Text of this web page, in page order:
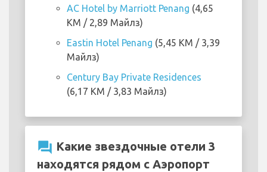
AC Hotel by Marriott Penang (4,65
KM / 2,89 Майлз)
Eastin Hotel Penang (5,45 KM / 3,39
Майлз)
Century Bay Private Residences
(6,17 KM / 3,83 Майлз)
question_answer Какие звездочные отели 3
находятся рядом с Аэропорт